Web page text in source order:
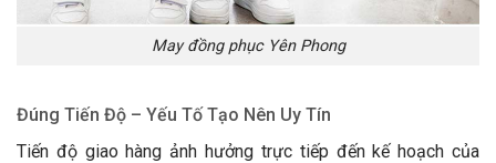
May đồng phục Yên Phong
Đúng Tiến Độ – Yếu Tố Tạo Nên Uy Tín
Tiến độ giao hàng ảnh hưởng trực tiếp đến kế hoạch của